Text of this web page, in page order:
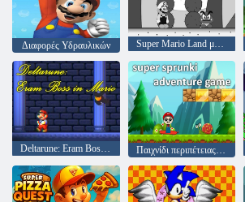
Διαφορές Υδραυλικών Super Mario Land μέσα στο μηδέν
Deltarune: Eram Boss στο Mario Παιχνίδι περιπέτειας Super Sprunki